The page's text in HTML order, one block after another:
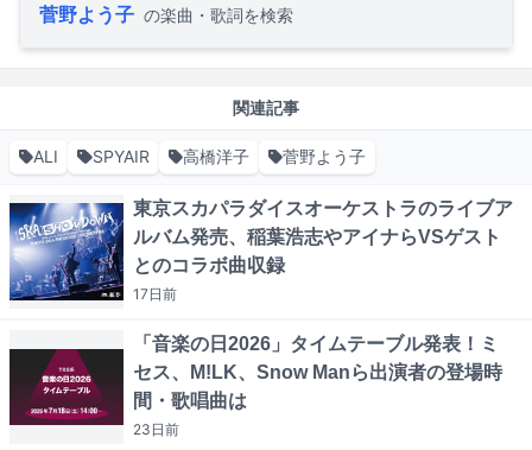
菅野よう子 の楽曲・歌詞を検索
関連記事
ALI SPYAIR 高橋洋子 菅野よう子
東京スカパラダイスオーケストラのライブア
ルバム発売、稲葉浩志やアイナらVSゲスト
とのコラボ曲収録
17日前
「音楽の日2026」タイムテーブル発表！ミ
セス、M!LK、Snow Manら出演者の登場時
間・歌唱曲は
23日前